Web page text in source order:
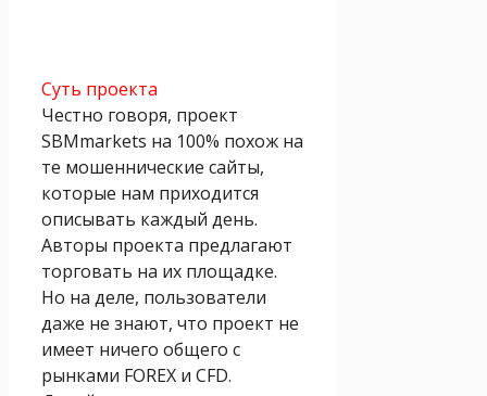
Суть проекта
Честно говоря, проект
SBMmarkets на 100% похож на
те мошеннические сайты,
которые нам приходится
описывать каждый день.
Авторы проекта предлагают
торговать на их площадке.
Но на деле, пользователи
даже не знают, что проект не
имеет ничего общего с
рынками FOREX и CFD.